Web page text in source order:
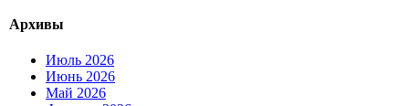
Архивы
Июль 2026
Июнь 2026
Май 2026